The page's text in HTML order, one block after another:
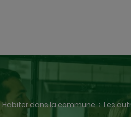
Habiter dans la commune Les